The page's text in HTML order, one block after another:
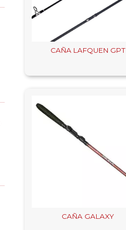
CAÑA LAFQUEN GPT
CAÑA GALAXY